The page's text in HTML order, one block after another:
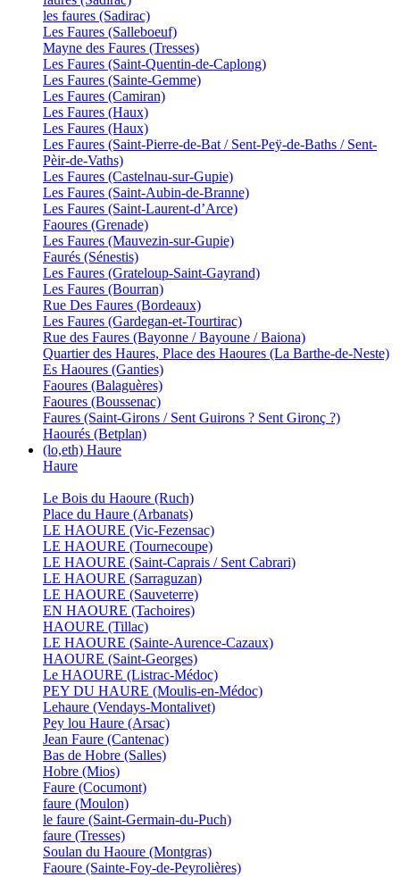
les faures (Sadirac)
Les Faures (Salleboeuf)
Mayne des Faures (Tresses)
Les Faures (Saint-Quentin-de-Caplong)
Les Faures (Sainte-Gemme)
Les Faures (Camiran)
Les Faures (Haux)
Les Faures (Haux)
Les Faures (Saint-Pierre-de-Bat / Sent-Peÿ-de-Baths / Sent-
Pèir-de-Vaths)
Les Faures (Castelnau-sur-Gupie)
Les Faures (Saint-Aubin-de-Branne)
Les Faures (Saint-Laurent-d’Arce)
Faoures (Grenade)
Les Faures (Mauvezin-sur-Gupie)
Faurés (Sénestis)
Les Faures (Grateloup-Saint-Gayrand)
Les Faures (Bourran)
Rue Des Faures (Bordeaux)
Les Faures (Gardegan-et-Tourtirac)
Rue des Faures (Bayonne / Bayoune / Baiona)
Quartier des Haures, Place des Haoures (La Barthe-de-Neste)
Es Haoures (Ganties)
Faoures (Balaguères)
Faoures (Boussenac)
Faures (Saint-Girons / Sent Guirons ? Sent Gironç ?)
Haourés (Betplan)
(lo,eth) Haure
Haure
Le Bois du Haoure (Ruch)
Place du Haure (Arbanats)
LE HAOURE (Vic-Fezensac)
LE HAOURE (Tournecoupe)
LE HAOURE (Saint-Caprais / Sent Cabrari)
LE HAOURE (Sarraguzan)
LE HAOURE (Sauveterre)
EN HAOURE (Tachoires)
HAOURE (Tillac)
LE HAOURE (Sainte-Aurence-Cazaux)
HAOURE (Saint-Georges)
Le HAOURE (Listrac-Médoc)
PEY DU HAURE (Moulis-en-Médoc)
Lehaure (Vendays-Montalivet)
Pey lou Haure (Arsac)
Jean Faure (Cantenac)
Bas de Hobre (Salles)
Hobre (Mios)
Faure (Cocumont)
faure (Moulon)
le faure (Saint-Germain-du-Puch)
faure (Tresses)
Soulan du Haoure (Montgras)
Faoure (Sainte-Foy-de-Peyrolières)